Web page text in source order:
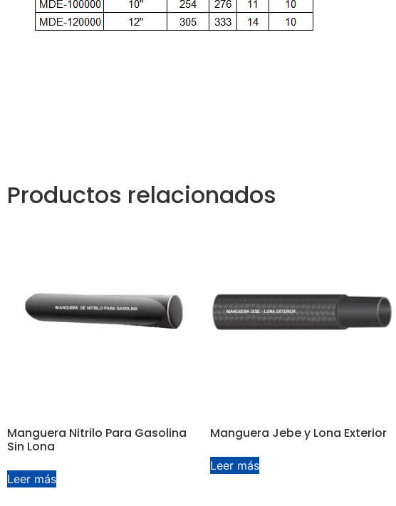
Productos relacionados
Manguera Nitrilo Para Gasolina
Sin Lona
Leer más
Manguera Jebe y Lona Exterior
Leer más